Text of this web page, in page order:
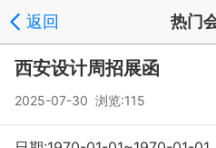
返回 热门
西安设计周招展函
2025-07-30 浏览:115
注册
Copyright © 2008-2018 环球会展